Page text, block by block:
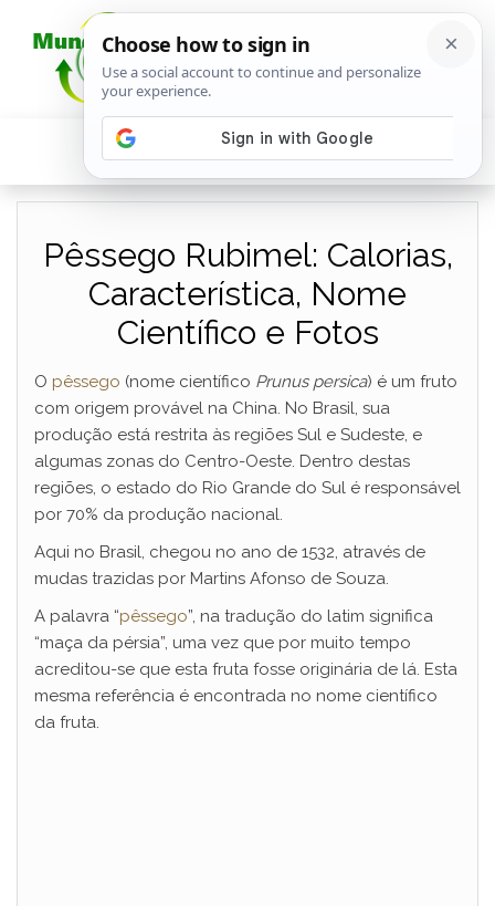
Pêssego Rubimel: Calorias,
Característica, Nome
Científico e Fotos
O pêssego (nome científico Prunus persica) é um fruto
com origem provável na China. No Brasil, sua
produção está restrita às regiões Sul e Sudeste, e
algumas zonas do Centro-Oeste. Dentro destas
regiões, o estado do Rio Grande do Sul é responsável
por 70% da produção nacional.
Aqui no Brasil, chegou no ano de 1532, através de
mudas trazidas por Martins Afonso de Souza.
A palavra “pêssego”, na tradução do latim significa
“maça da pérsia”, uma vez que por muito tempo
acreditou-se que esta fruta fosse originária de lá. Esta
mesma referência é encontrada no nome científico
da fruta.